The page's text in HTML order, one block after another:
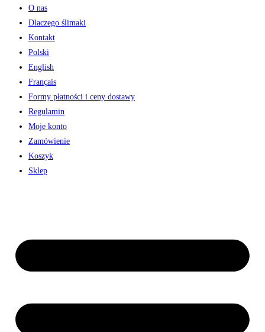
O nas
Dlaczego ślimaki
Kontakt
Polski
English
Français
Formy płatności i ceny dostawy
Regulamin
Moje konto
Zamówienie
Koszyk
Sklep